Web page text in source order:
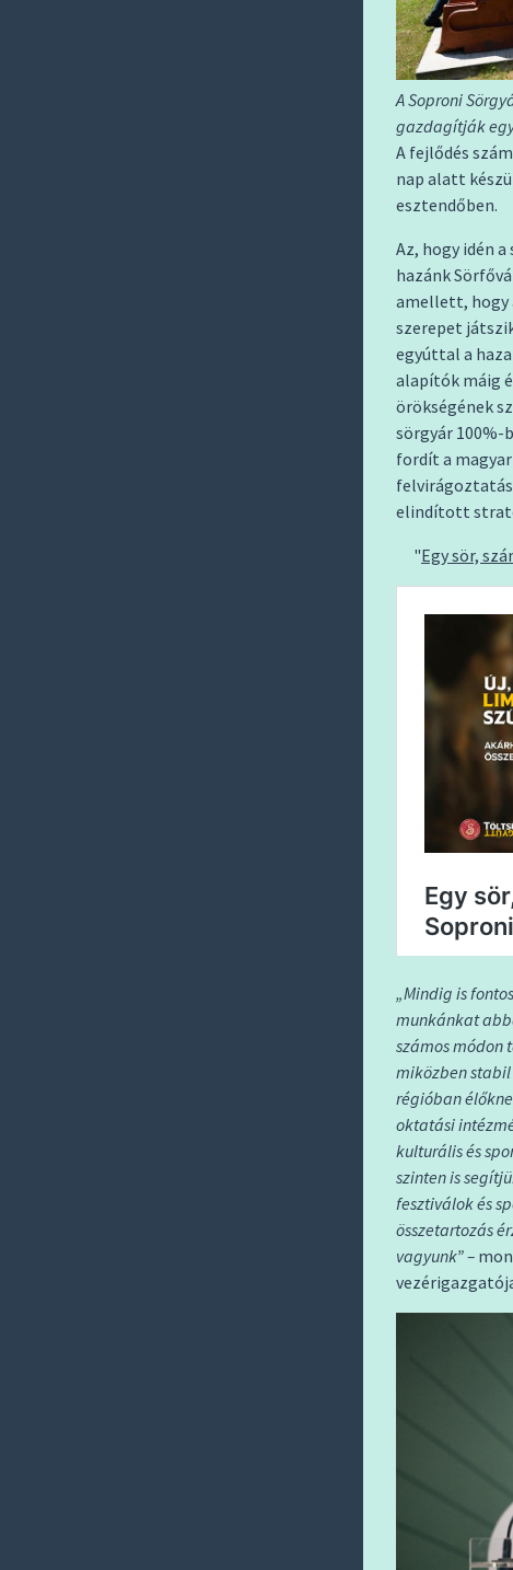
A Soproni
gazdagítják
A fejlődés
nap alatt
esztendőben.
Az, hogy idén
hazánk
amellett, hogy
szerepet
egyúttal a
alapítók máig
örökségének
sörgyár 100%-
fordít a
elindított
Egy sör,
„Mindig is
munkánkat
számos módon
miközben
régióban
oktatási
kulturális és
szinten is
fesztiválok és
összetartozás
vagyunk” –